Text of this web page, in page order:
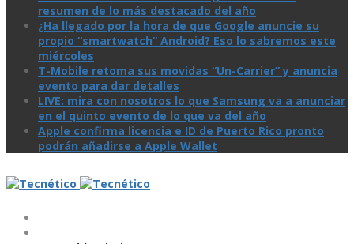
resumen de lo más destacado del año
¿Ha llegado por la hora de que Google anuncie su
propio “smartwatch” Android? Eso lo sabremos este
miércoles
T-Mobile retoma sus movidas “Un-Carrier” y anuncia
evento para dar detalles
LIVE: mira con nosotros lo que Samsung va a anunciar
en el quinto evento de lo que va del año
Apple confirma licencia e ID de Puerto Rico pronto
podrán añadirse a Apple Wallet